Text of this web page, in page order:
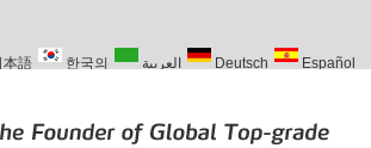
本語 한국의 العربية Deutsch Español